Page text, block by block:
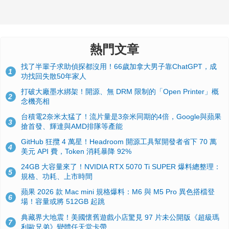
熱門文章
1
找了半輩子求助偵探都沒用！66歲加拿大男子靠ChatGPT，成
功找回失散50年家人
2
打破大廠墨水綁架！開源、無 DRM 限制的「Open Printer」概
念機亮相
3
台積電2奈米太猛了！流片量是3奈米同期的4倍，Google與蘋果
搶首發、輝達與AMD排隊等產能
4
GitHub 狂攬 4 萬星！Headroom 開源工具幫開發者省下 70 萬
美元 API 費，Token 消耗暴降 92%
5
24GB 大容量來了！NVIDIA RTX 5070 Ti SUPER 爆料總整理：
規格、功耗、上市時間
6
蘋果 2026 款 Mac mini 規格爆料：M6 與 M5 Pro 異色搭檔登
場！容量或將 512GB 起跳
7
典藏界大地震！美國懷舊遊戲小店驚見 97 片未公開版《超級瑪
利歐兄弟》變體任天堂卡帶